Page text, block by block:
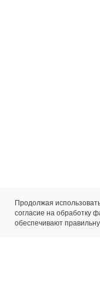
Продолжая
согласие на обработку
обеспечивают